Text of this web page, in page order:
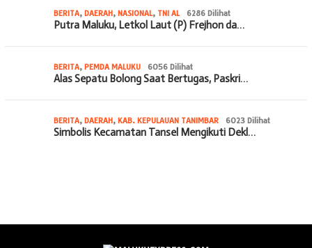
BERITA, DAERAH, NASIONAL, TNI AL 6286 Dilihat
Putra Maluku, Letkol Laut (P) Frejhon da…
BERITA, PEMDA MALUKU 6056 Dilihat
Alas Sepatu Bolong Saat Bertugas, Paskri…
BERITA, DAERAH, KAB. KEPULAUAN TANIMBAR 6023 Dilihat
Simbolis Kecamatan Tansel Mengikuti Dekl…